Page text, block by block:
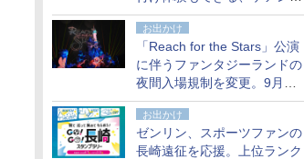
でアサートン高原の日本語ガ
イド付きツアーに参加してみ
た
お出かけ
「Reach for the Stars」公演
に伴うファンタジーランドの
夜間入場規制を変更。9月か
ら18時50分～20時ごろに
お出かけ
ゼンリン、スポーツファンの
長崎遠征を応援。上位ランク